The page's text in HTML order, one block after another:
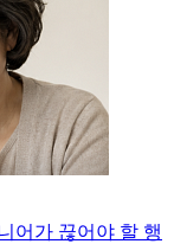
어가 끊어야 할 행